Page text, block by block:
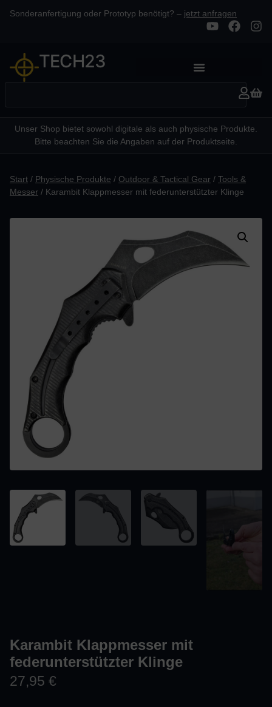
Sonderanfertigung oder Prototyp benötigt? – jetzt anfragen
TECH23
Unser Shop bietet sowohl digitale als auch physische Produkte.
Bitte beachten Sie die Angaben auf der Produktseite.
Start / Physische Produkte / Outdoor & Tactical Gear / Tools &
Messer / Karambit Klappmesser mit federunterstützter Klinge
Karambit Klappmesser mit
federunterstützter Klinge
27,95 €